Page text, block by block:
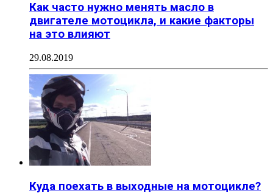
Как часто нужно менять масло в
двигателе мотоцикла, и какие факторы
на это влияют
29.08.2019
Куда поехать в выходные на мотоцикле?